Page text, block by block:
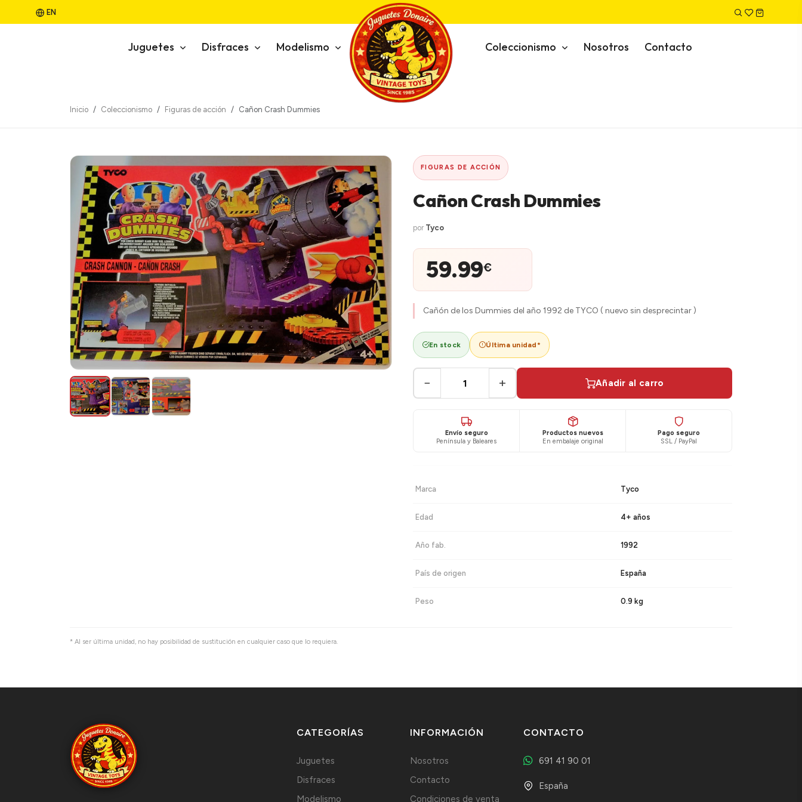
EN
Juguetes Disfraces Modelismo Coleccionismo Nosotros Contacto
Inicio Coleccionismo Figuras de acción Cañon Crash Dummies
FIGURAS DE ACCIÓN
Cañon Crash Dummies
por Tyco
59.99€
Cañón de los Dummies del año 1992 de TYCO ( nuevo sin desprecintar )
En stock Última unidad*
− + Añadir al carro
Envío seguro
Península y Baleares
Productos nuevos
En embalaje original
Pago seguro
SSL / PayPal
Marca Tyco
Edad 4+ años
Año fab. 1992
País de origen España
Peso 0.9 kg
* Al ser última unidad, no hay posibilidad de sustitución en cualquier caso que lo requiera.
CATEGORÍAS
Juguetes
Disfraces
Modelismo
INFORMACIÓN
Nosotros
Contacto
Condiciones de venta
CONTACTO
691 41 90 01
España